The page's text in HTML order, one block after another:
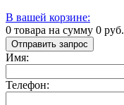
В вашей корзине:
0 товара на сумму 0 руб.
Отправить запрос
Имя:
Телефон: